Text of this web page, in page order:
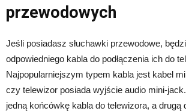
przewodowych
Jeśli posiadasz słuchawki przewodowe,
odpowiedniego kabla do podłączenia ich do
Najpopularniejszym typem kabla jest kabel
czy telewizor posiada wyjście audio mini-
jedną końcówkę kabla do telewizora, a drugą